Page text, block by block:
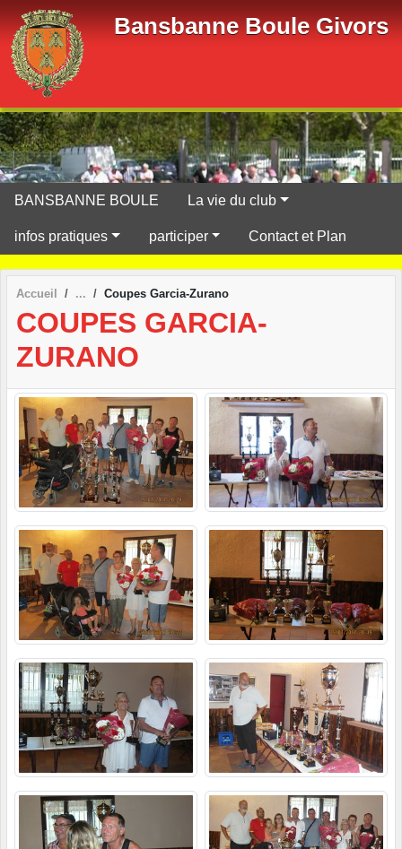
Bansbanne Boule Givors
BANSBANNE BOULE La vie du club
infos pratiques participer Contact et Plan
Accueil Coupes Garcia-Zurano
COUPES GARCIA-
ZURANO
Panneau de gestion des cookies